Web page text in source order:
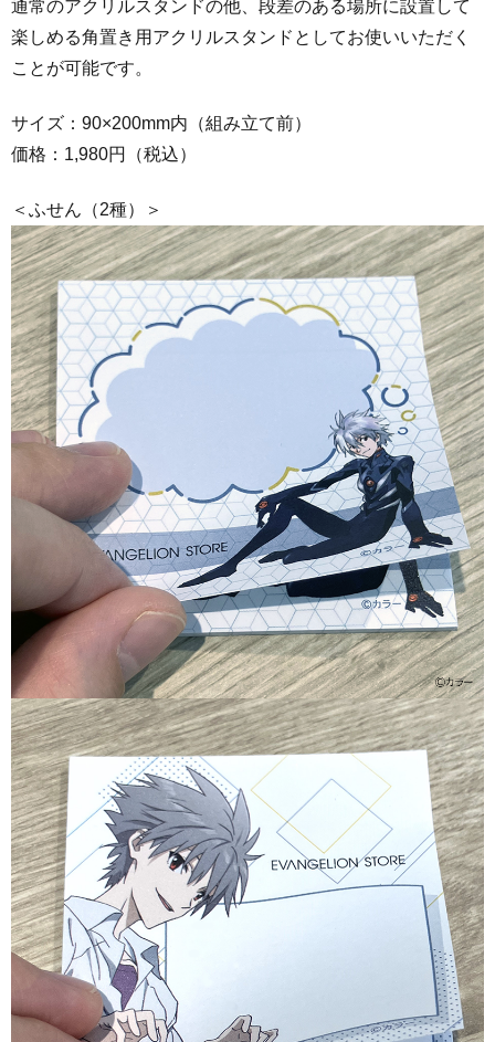
通常のアクリルスタンドの他、段差のある場所に設置して
楽しめる角置き用アクリルスタンドとしてお使いいただく
ことが可能です。
サイズ：90×200mm内（組み立て前）
価格：1,980円（税込）
＜ふせん（2種）＞